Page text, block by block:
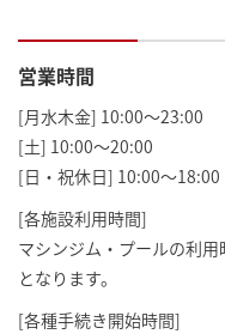
営業時間
[月水木金] 10:00～23:00
[土] 10:00～20:00
[日・祝休日] 10:00～18:00
[各施設利用時間]
マシンジム・プールの利
となります。
[各種手続き開始時間]